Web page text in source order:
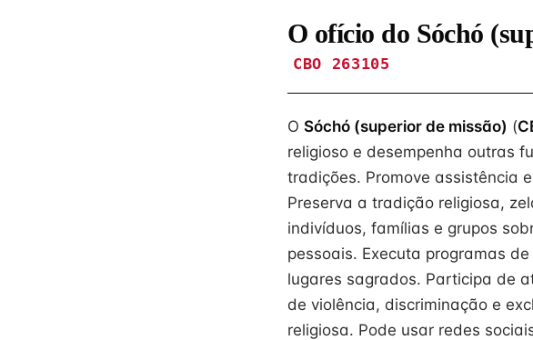
O ofício do Sóchó
CBO 263105
O Sóchó (superior de missão) (
religioso e desempenha outras
tradições. Promove assistência
Preserva a tradição religiosa,
indivíduos, famílias e grupos
pessoais. Executa programas
lugares sagrados. Participa de
de violência, discriminação e
religiosa. Pode usar redes